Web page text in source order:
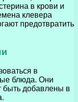
в крови и
клевера
предотвратить
в
блюда. Они
быть добавлены в